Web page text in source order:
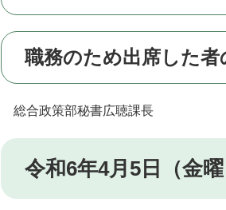
職務のため出席した者
総合政策部秘書広聴課長
令和6年4月5日（金